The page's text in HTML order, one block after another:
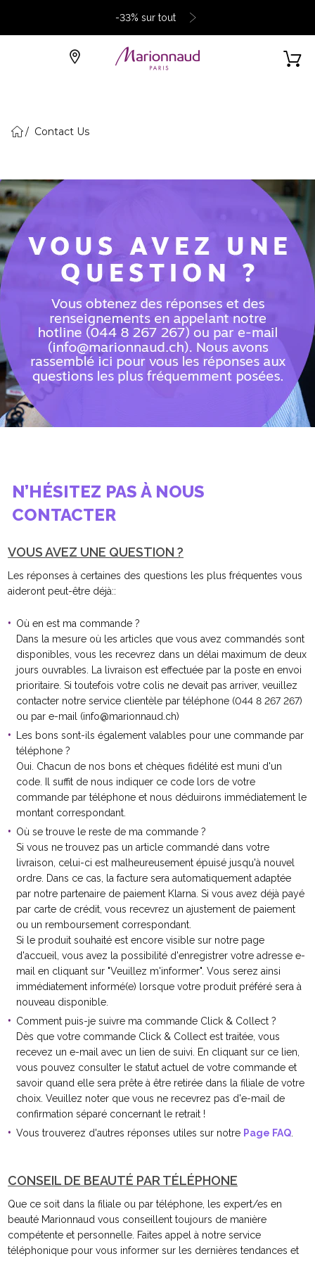
-33% sur tout
Contact Us
N’HÉSITEZ PAS À NOUS
CONTACTER
VOUS AVEZ UNE QUESTION ?
Les réponses à certaines des questions les plus fréquentes vous
aideront peut-être déjà::
Où en est ma commande ?
Dans la mesure où les articles que vous avez commandés sont
disponibles, vous les recevrez dans un délai maximum de deux
jours ouvrables. La livraison est effectuée par la poste en envoi
prioritaire. Si toutefois votre colis ne devait pas arriver, veuillez
contacter notre service clientèle par téléphone (044 8 267 267)
ou par e-mail (info@marionnaud.ch)
Les bons sont-ils également valables pour une commande par
téléphone ?
Oui. Chacun de nos bons et chèques fidélité est muni d'un
code. Il suffit de nous indiquer ce code lors de votre
commande par téléphone et nous déduirons immédiatement le
montant correspondant.
Où se trouve le reste de ma commande ?
Si vous ne trouvez pas un article commandé dans votre
livraison, celui-ci est malheureusement épuisé jusqu'à nouvel
ordre. Dans ce cas, la facture sera automatiquement adaptée
par notre partenaire de paiement Klarna. Si vous avez déjà payé
par carte de crédit, vous recevrez un ajustement de paiement
ou un remboursement correspondant.
Si le produit souhaité est encore visible sur notre page
d'accueil, vous avez la possibilité d'enregistrer votre adresse e-
mail en cliquant sur "Veuillez m'informer". Vous serez ainsi
immédiatement informé(e) lorsque votre produit préféré sera à
nouveau disponible.
Comment puis-je suivre ma commande Click & Collect ?
Dès que votre commande Click & Collect est traitée, vous
recevez un e-mail avec un lien de suivi. En cliquant sur ce lien,
vous pouvez consulter le statut actuel de votre commande et
savoir quand elle sera prête à être retirée dans la filiale de votre
choix. Veuillez noter que vous ne recevrez pas d'e-mail de
confirmation séparé concernant le retrait !
Vous trouverez d'autres réponses utiles sur notre Page FAQ
CONSEIL DE BEAUTÉ PAR TÉLÉPHONE
Que ce soit dans la filiale ou par téléphone, les expert/es en
beauté Marionnaud vous conseillent toujours de manière
compétente et personnelle. Faites appel à notre service
téléphonique pour vous informer sur les dernières tendances et